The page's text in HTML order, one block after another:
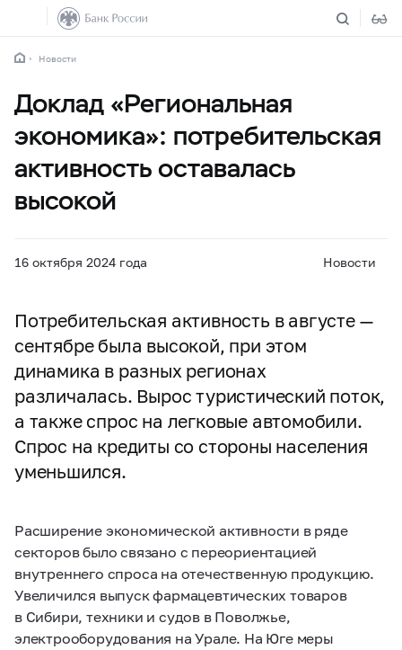
Новости
Доклад «Региональная
экономика»: потребительская
активность оставалась
высокой
16 октября 2024 года Новости
Потребительская активность в августе —
сентябре была высокой, при этом
динамика в разных регионах
различалась. Вырос туристический поток,
а также спрос на легковые автомобили.
Спрос на кредиты со стороны населения
уменьшился.
Расширение экономической активности в ряде
секторов было связано с переориентацией
внутреннего спроса на отечественную продукцию.
Увеличился выпуск фармацевтических товаров
в Сибири, техники и судов в Поволжье,
электрооборудования на Урале. На Юге меры